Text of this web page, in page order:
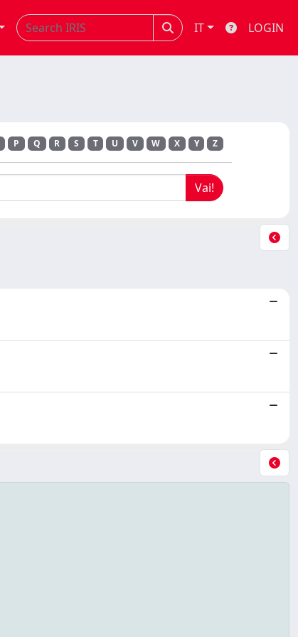
IT LOGIN
P Q R S T U V W X Y Z